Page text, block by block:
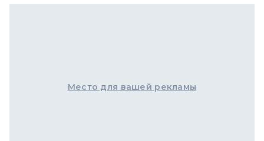
Место для вашей рекламы